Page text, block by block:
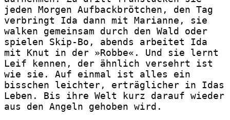
jeden Morgen Aufbackbrötchen, den Tag
verbringt Ida dann mit Marianne, sie
walken gemeinsam durch den Wald oder
spielen Skip-Bo, abends arbeitet Ida
mit Knut in der »Robbe«. Und sie lernt
Leif kennen, der ähnlich versehrt ist
wie sie. Auf einmal ist alles ein
bisschen leichter, erträglicher in Idas
Leben. Bis ihre Welt kurz darauf wieder
aus den Angeln gehoben wird.